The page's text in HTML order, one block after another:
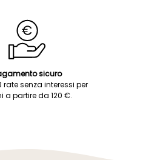
sicuro
rate senza interessi per
a partire da 120 €.